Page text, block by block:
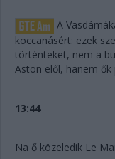
A
koccanásért: ezek
történteket, nem a
Aston elől, hanem
13:44
Na ő közeledik Le